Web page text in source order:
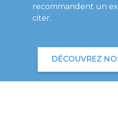
recommandent un
citer.
DÉCOUVREZ